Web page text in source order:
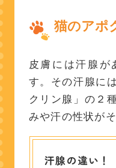
猫のアポ
皮膚には汗腺が
す。その汗腺に
クリン腺」の２
みや汗の性状が
汗腺の違い！